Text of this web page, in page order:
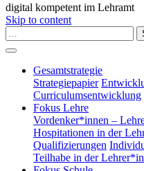
digital kompetent im Lehramt
Skip to content
Gesamtstrategie
Strategiepapier
Curriculumsentwicklung
Fokus Lehre
Vordenker*innen –
Hospitationen in der
Qualifizierungen
Teilhabe in der